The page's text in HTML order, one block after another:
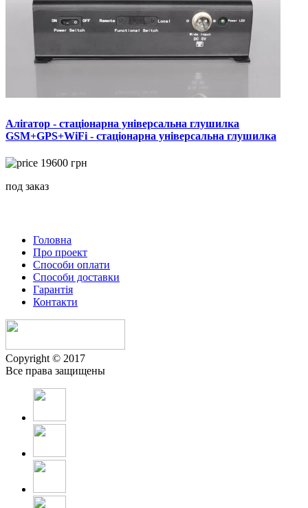
Алігатор - стаціонарна універсальна глушилка
GSM+GPS+WiFi - стаціонарна універсальна глушилка
19600 грн
под заказ
Головна
Про проект
Способи оплати
Способи доставки
Гарантiя
Контакти
Copyright © 2017
Все права защищены